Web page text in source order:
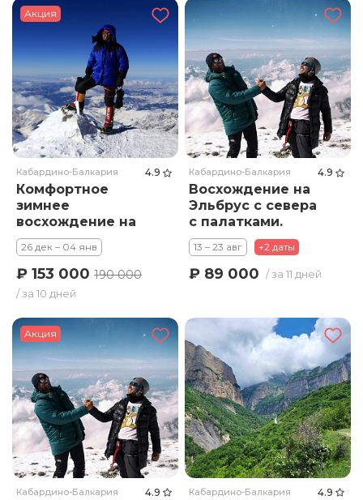
Акция
Кабардино-Балкария 4.9
Комфортное
зимнее
восхождение на
Эльбрус с юга .
Тариф Стандарт
26 дек – 04 янв
₽ 153 000 190 000
/ за 10 дней
Кабардино-Балкария 4.9
Восхождение на
Эльбрус с севера
с палатками.
Тариф Премиум
13 – 23 авг +2 даты
₽ 89 000 / за 11 дней
Акция
Кабардино-Балкария 4.9 Кабардино-Балкария 4.9